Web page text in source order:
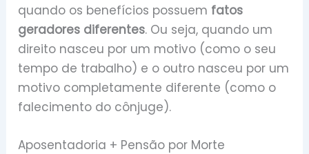
quando os benefícios possuem fatos
geradores diferentes. Ou seja, quando um
direito nasceu por um motivo (como o seu
tempo de trabalho) e o outro nasceu por um
motivo completamente diferente (como o
falecimento do cônjuge).
Aposentadoria + Pensão por Morte